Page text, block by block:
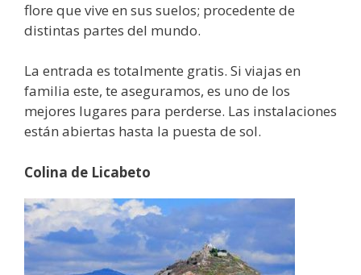
flore que vive en sus suelos; procedente de
distintas partes del mundo.
La entrada es totalmente gratis. Si viajas en
familia este, te aseguramos, es uno de los
mejores lugares para perderse. Las instalaciones
están abiertas hasta la puesta de sol.
Colina de Licabeto